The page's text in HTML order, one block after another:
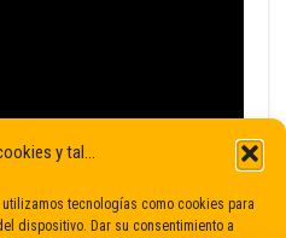
y tal...
tecnologías como cookies para
dispositivo. Dar su consentimiento a